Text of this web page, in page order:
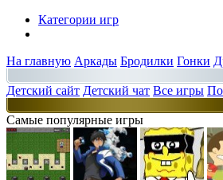
Категории игр
На главную Аркады Бродилки Гонки
Детский сайт Детский чат Все игры
Самые популярные игры